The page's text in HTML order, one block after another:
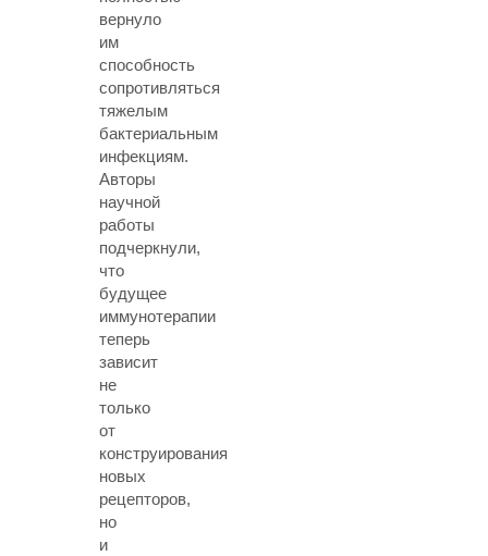
вернуло
им
способность
сопротивляться
тяжелым
бактериальным
инфекциям.
Авторы
научной
работы
подчеркнули,
что
будущее
иммунотерапии
теперь
зависит
не
только
от
конструирования
новых
рецепторов,
но
и